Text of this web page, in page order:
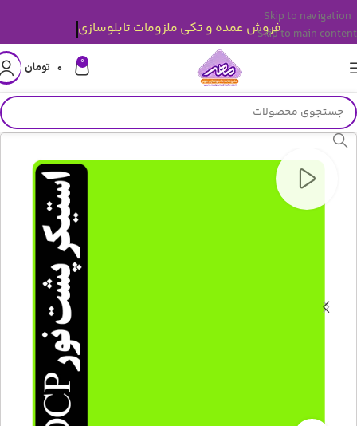
Skip to navigation
Skip to main content
0 ۰ تومان
قیمت ها بروز میباشد.